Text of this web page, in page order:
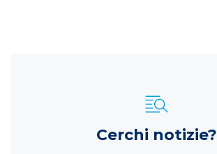
Cerchi notizie?